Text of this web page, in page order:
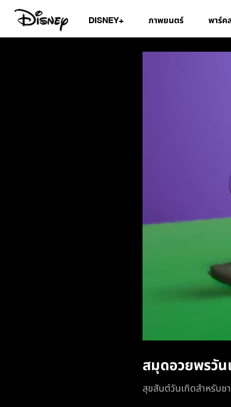
DISNEY+ ภาพยนตร์ พาร์ค
สมุดอวยพรวัน
สุขสันต์วันเกิดสำหรับ